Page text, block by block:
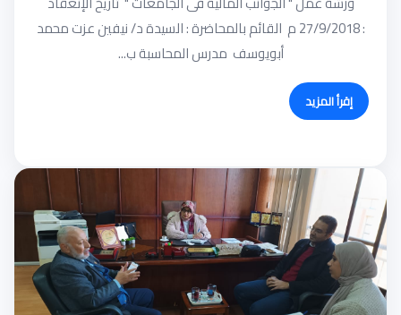
: 27/9/2018 م القائم بالمحاضرة : السيدة د/ نيفين عزت محمد
أبويوسف مدرس المحاسبة ب...
إقرأ المزيد